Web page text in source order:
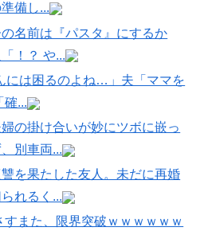
備し...
名前は『パスタ』にするか
！？ や...
には困るのよね…」夫「ママを
確...
の掛け合いが妙にツボに嵌っ
別車両...
を果たした友人。未だに再婚
れるく...
すまた、限界突破ｗｗｗｗｗｗ